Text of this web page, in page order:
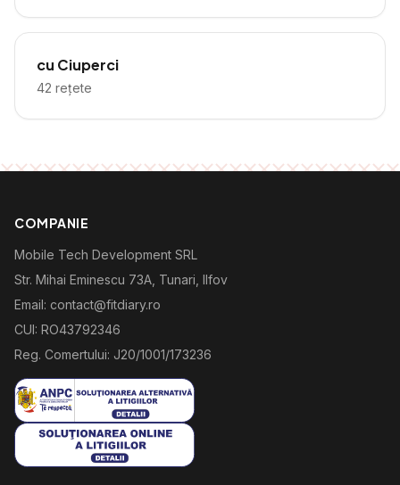
cu Ciuperci
42 rețete
COMPANIE
Mobile Tech Development SRL
Str. Mihai Eminescu 73A, Tunari, Ilfov
Email: contact@fitdiary.ro
CUI: RO43792346
Reg. Comertului: J20/1001/173236